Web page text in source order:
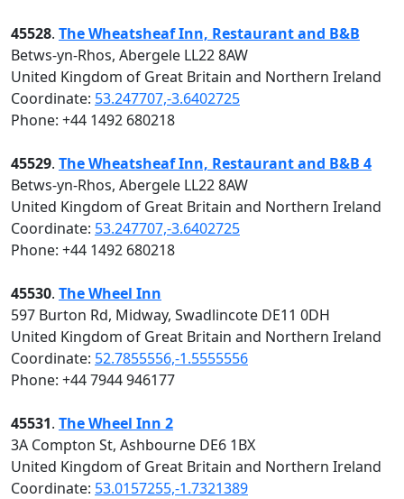
45528. The Wheatsheaf Inn, Restaurant and B&B
Betws-yn-Rhos, Abergele LL22 8AW
United Kingdom of Great Britain and Northern Ireland
Coordinate: 53.247707,-3.6402725
Phone: +44 1492 680218
45529. The Wheatsheaf Inn, Restaurant and B&B 4
Betws-yn-Rhos, Abergele LL22 8AW
United Kingdom of Great Britain and Northern Ireland
Coordinate: 53.247707,-3.6402725
Phone: +44 1492 680218
45530. The Wheel Inn
597 Burton Rd, Midway, Swadlincote DE11 0DH
United Kingdom of Great Britain and Northern Ireland
Coordinate: 52.7855556,-1.5555556
Phone: +44 7944 946177
45531. The Wheel Inn 2
3A Compton St, Ashbourne DE6 1BX
United Kingdom of Great Britain and Northern Ireland
Coordinate: 53.0157255,-1.7321389